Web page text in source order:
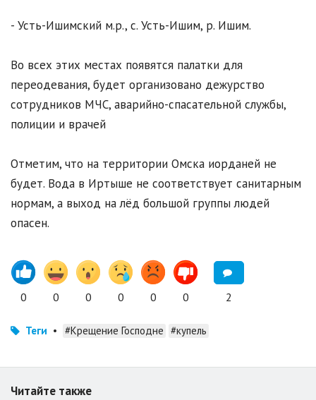
- Усть-Ишимский м.р., с. Усть-Ишим, р. Ишим.
Во всех этих местах появятся палатки для
переодевания, будет организовано дежурство
сотрудников МЧС, аварийно-спасательной службы,
полиции и врачей
Отметим, что на территории Омска иорданей не
будет. Вода в Иртыше не соответствует санитарным
нормам, а выход на лёд большой группы людей
опасен.
0 0 0 0 0 0 2
Теги • #Крещение Господне #купель
Читайте также